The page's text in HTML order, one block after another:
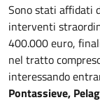
Sono stati affidati
interventi
400.000 euro,
nel tratto
interessando
Pontassieve,